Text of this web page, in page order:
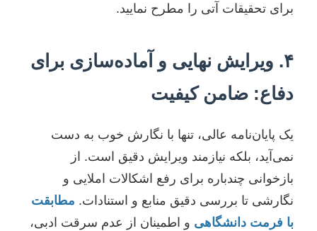
برای تحقیقات آتی را مطرح نمایید.
۴. ویرایش نهایی و آماده‌سازی برای
دفاع: ضامن کیفیت
یک پایان‌نامه عالی، تنها با نگارش خوب به دست
نمی‌آید، بلکه نیازمند ویرایش دقیق است. از
بازخوانی چندباره برای رفع اشکالات املایی و
نگارشی تا بررسی دقیق منابع و استنادات.مطابقت
با فرمت دانشگاهیو اطمینان از عدم سرقت ادبی،